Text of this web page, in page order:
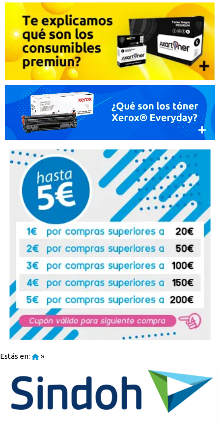
Recibe nuestras promociones y ofertas suscribiéndote a nuestro
boletin de noticias
Ventajas para miembros
Accede a descuentos exclusivos y ofertas en toda la gama de
consumibles e informática.
registro distribuidor
Estás en: »